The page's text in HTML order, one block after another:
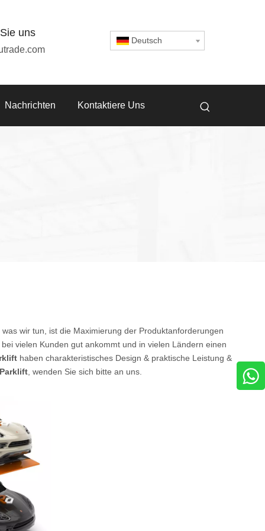
uns
Deutsch
Nachrichten Kontaktiere Uns
wir tun, ist die Maximierung der Produktanforderungen
bei vielen Kunden gut ankommt und in vielen Ländern einen
haben charakteristisches Design & praktische Leistung &
, wenden Sie sich bitte an uns.